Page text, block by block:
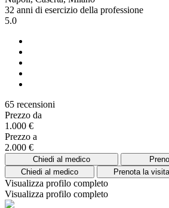
32 anni di esercizio della professione
5.0
65 recensioni
Prezzo da
1.000 €
Prezzo a
2.000 €
Chiedi al medico
Chiedi al medico
Prenota la visita
Visualizza profilo completo
Visualizza profilo completo